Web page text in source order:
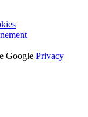
Google Privacy